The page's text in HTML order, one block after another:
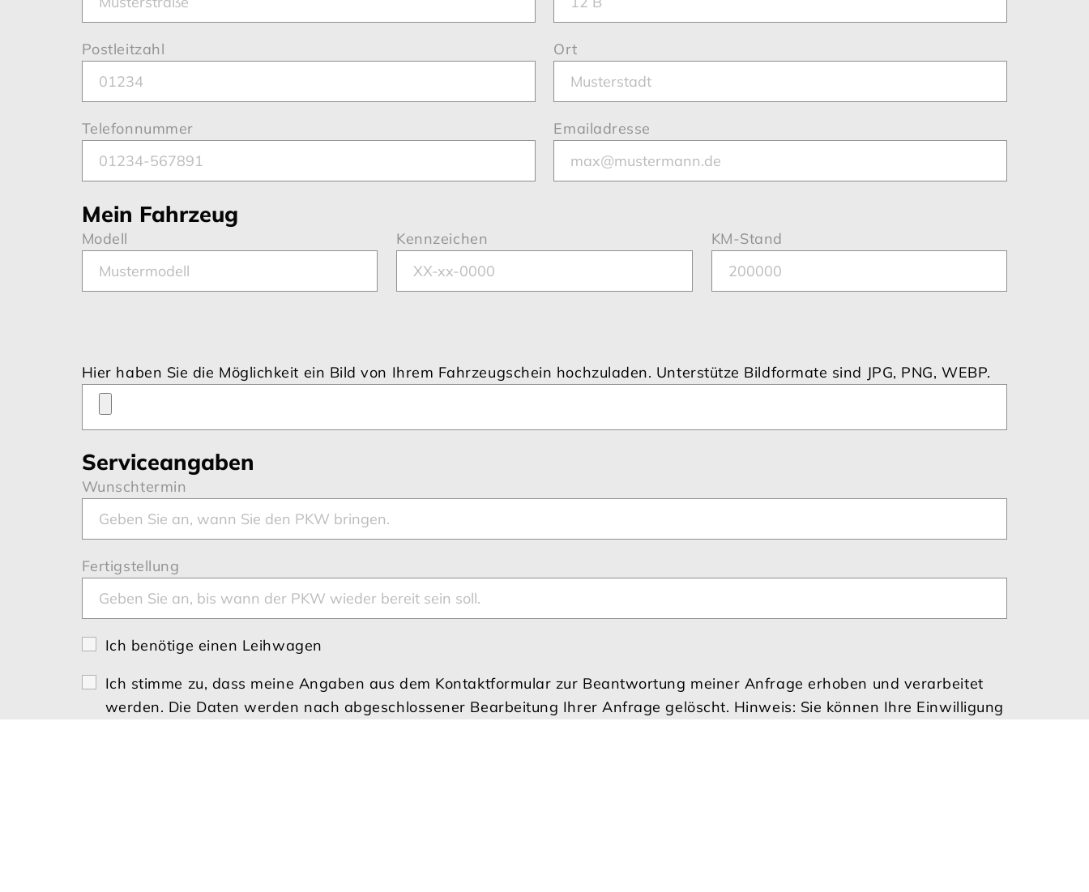
Postleitzahl
Telefonnummer
Ort
Emailadresse
Mein Fahrzeug
Modell Kennzeichen KM-Stand
Hier haben Sie die Möglichkeit ein Bild von Ihrem Fahrzeugschein hochzuladen. Unterstütze Bildformate sind JPG, PNG, WEBP.
Serviceangaben
Wunschtermin
Fertigstellung
Ich benötige einen Leihwagen
Ich stimme zu, dass meine Angaben aus dem Kontaktformular zur Beantwortung meiner Anfrage erhoben und verarbeitet
werden. Die Daten werden nach abgeschlossener Bearbeitung Ihrer Anfrage gelöscht. Hinweis: Sie können Ihre Einwilligung